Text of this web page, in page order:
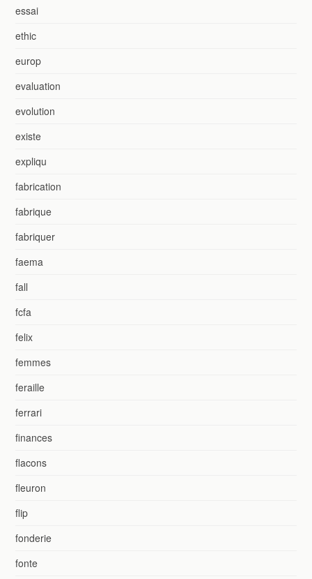
essai
ethic
europ
evaluation
evolution
existe
expliqu
fabrication
fabrique
fabriquer
faema
fall
fcfa
felix
femmes
feraille
ferrari
finances
flacons
fleuron
flip
fonderie
fonte